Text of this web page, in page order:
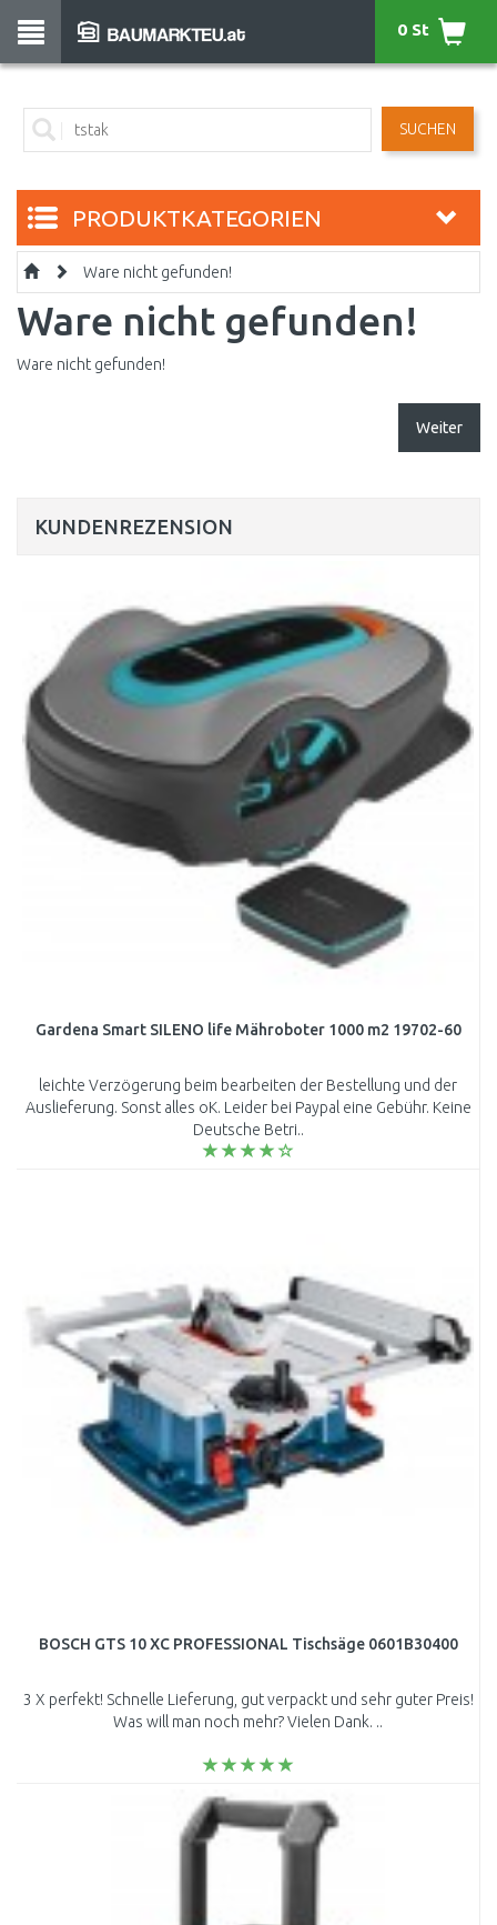
SUCHEN
0 St
PRODUKTKATEGORIEN
Ware nicht gefunden!
Ware nicht gefunden!
Ware nicht gefunden!
Weiter
KUNDENREZENSION
Gardena Smart SILENO life Mähroboter 1000 m2 19702-60
leichte Verzögerung beim bearbeiten der Bestellung und der
Auslieferung. Sonst alles oK. Leider bei Paypal eine Gebühr. Keine
Deutsche Betri..
BOSCH GTS 10 XC PROFESSIONAL Tischsäge 0601B30400
3 X perfekt! Schnelle Lieferung, gut verpackt und sehr guter Preis!
Was will man noch mehr? Vielen Dank. ..